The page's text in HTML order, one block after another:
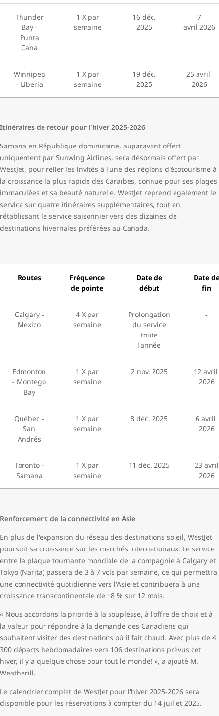
Thunder
Bay -
Punta
Cana
1 X par
semaine
16 déc.
2025
7
avril 2026
Winnipeg
- Liberia
1 X par
semaine
19 déc.
2025
25 avril
2026
Itinéraires de retour pour l'hiver 2025-2026
Samana en République dominicaine, auparavant offert
uniquement par Sunwing Airlines, sera désormais offert par
WestJet, pour relier les invités à l'une des régions d'écotourisme à
la croissance la plus rapide des Caraïbes, connue pour ses plages
immaculées et sa beauté naturelle. WestJet reprend également le
service sur quatre itinéraires supplémentaires, tout en
rétablissant le service saisonnier vers des dizaines de
destinations hivernales préférées au Canada.
Routes
Fréquence
de pointe
Date de
début
Date de
fin
Calgary -
Mexico
4 X par
semaine
Prolongation
du service
toute
l'année
-
Edmonton
- Montego
Bay
1 X par
semaine
2 nov. 2025
12 avril
2026
Québec -
San
Andrés
1 X par
semaine
8 déc. 2025
6 avril
2026
Toronto -
Samana
1 X par
semaine
11 déc. 2025
23 avril
2026
Renforcement de la connectivité en Asie
En plus de l'expansion du réseau des destinations soleil, WestJet
poursuit sa croissance sur les marchés internationaux. Le service
entre la plaque tournante mondiale de la compagnie à Calgary et
Tokyo (Narita) passera de 3 à 7 vols par semaine, ce qui permettra
une connectivité quotidienne vers l'Asie et contribuera à une
croissance transcontinentale de 18 % sur 12 mois.
« Nous accordons la priorité à la souplesse, à l'offre de choix et à
la valeur pour répondre à la demande des Canadiens qui
souhaitent visiter des destinations où il fait chaud. Avec plus de 4
300 départs hebdomadaires vers 106 destinations prévus cet
hiver, il y a quelque chose pour tout le monde! », a ajouté M.
Weatherill.
Le calendrier complet de WestJet pour l'hiver 2025-2026 sera
disponible pour les réservations à compter du 14 juillet 2025.